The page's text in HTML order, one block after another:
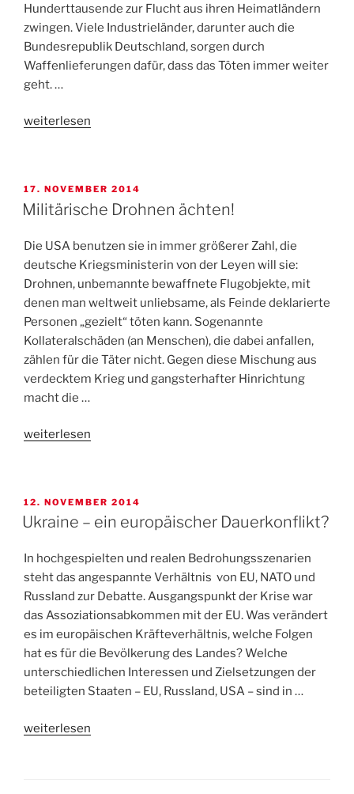
Hunderttausende zur Flucht aus ihren Heimatländern
zwingen. Viele Industrieländer, darunter auch die
Bundesrepublik Deutschland, sorgen durch
Waffenlieferungen dafür, dass das Töten immer weiter
geht. …
„Veranstaltung
Antikriegstages“
weiterlesen
VERÖFFENTLICHT
AM
17. NOVEMBER 2014
Militärische Drohnen ächten!
Die USA benutzen sie in immer größerer Zahl, die
deutsche Kriegsministerin von der Leyen will sie:
Drohnen, unbemannte bewaffnete Flugobjekte, mit
denen man weltweit unliebsame, als Feinde deklarierte
Personen „gezielt“ töten kann. Sogenannte
Kollateralschäden (an Menschen), die dabei anfallen,
zählen für die Täter nicht. Gegen diese Mischung aus
verdecktem Krieg und gangsterhafter Hinrichtung
macht die …
„Militärische
weiterlesen
VERÖFFENTLICHT
AM
12. NOVEMBER 2014
Ukraine – ein europäischer Dauerkonflikt?
In hochgespielten und realen Bedrohungsszenarien
steht das angespannte Verhältnis von EU, NATO und
Russland zur Debatte. Ausgangspunkt der Krise war
das Assoziationsabkommen mit der EU. Was verändert
es im europäischen Kräfteverhältnis, welche Folgen
hat es für die Bevölkerung des Landes? Welche
unterschiedlichen Interessen und Zielsetzungen der
beteiligten Staaten – EU, Russland, USA – sind in …
„Ukraine
weiterlesen